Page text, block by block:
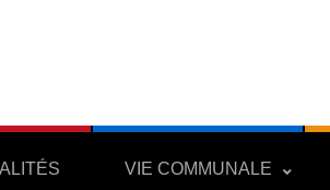
VIE COMMUNALE